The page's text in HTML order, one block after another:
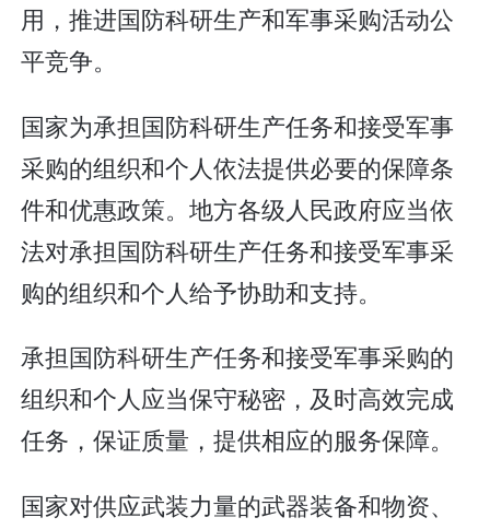
用，推进国防科研生产和军事采购活动公
平竞争。
国家为承担国防科研生产任务和接受军事
采购的组织和个人依法提供必要的保障条
件和优惠政策。地方各级人民政府应当依
法对承担国防科研生产任务和接受军事采
购的组织和个人给予协助和支持。
承担国防科研生产任务和接受军事采购的
组织和个人应当保守秘密，及时高效完成
任务，保证质量，提供相应的服务保障。
国家对供应武装力量的武器装备和物资、